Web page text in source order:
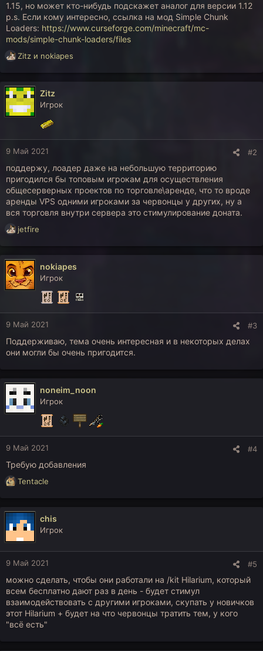
1.15, но может кто-нибудь подскажет аналог для версии 1.12
p.s. Если кому интересно, ссылка на мод Simple Chunk
Loaders: https://www.curseforge.com/minecraft/mc-
mods/simple-chunk-loaders/files
Р
к
ц
и
и
Zitz и nokiapes
Zitz
Игрок
9 Май 2021 #2
поддержу, лоадер даже на небольшую территорию
пригодился бы топовым игрокам для осуществления
общесерверных проектов по торговле\аренде, что то вроде
аренды VPS одними игроками за червонцы у других, ну а
вся торговля внутри сервера это стимулирование доната.
Р
к
ц
и
и
jetfire
nokiapes
Игрок
9 Май 2021 #3
Поддерживаю, тема очень интересная и в некоторых делах
они могли бы очень пригодится.
noneim_noon
Игрок
9 Май 2021 #4
Требую добавления
Р
к
ц
и
:
Tentacle
chis
Игрок
9 Май 2021 #5
можно сделать, чтобы они работали на /kit Hilarium, который
всем бесплатно дают раз в день - будет стимул
взаимодействовать с другими игроками, скупать у новичков
этот Hilarium + будет на что червонцы тратить тем, у кого
"всё есть"